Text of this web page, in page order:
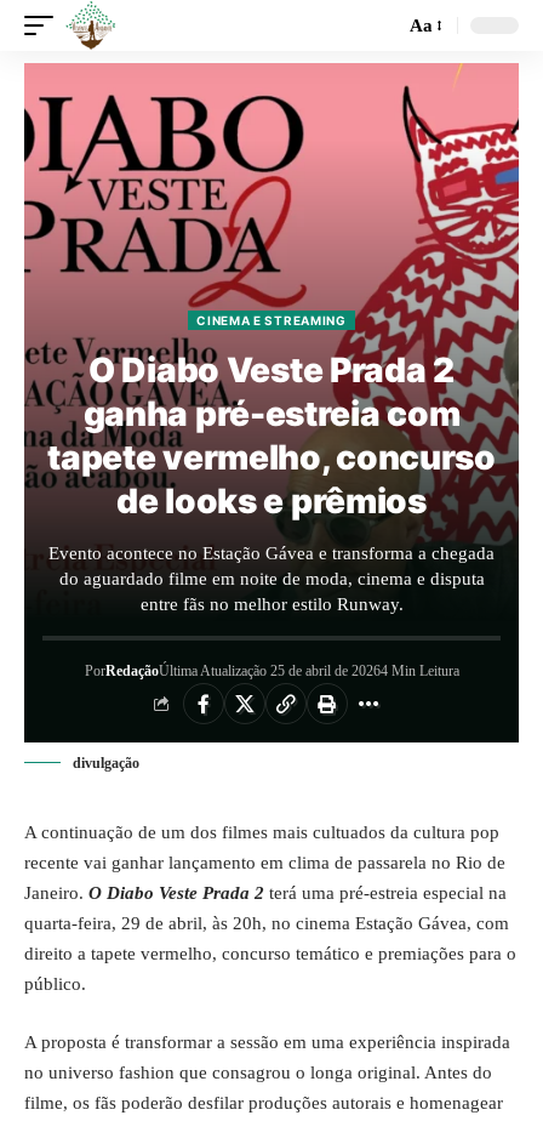
Aa
CINEMA E STREAMING
O Diabo Veste Prada 2
ganha pré-estreia com
tapete vermelho, concurso
de looks e prêmios
Evento acontece no Estação Gávea e transforma a chegada
do aguardado filme em noite de moda, cinema e disputa
entre fãs no melhor estilo Runway.
PorRedaçãoÚltima Atualização 25 de abril de 20264 Min Leitura
divulgação
A continuação de um dos filmes mais cultuados da cultura pop
recente vai ganhar lançamento em clima de passarela no Rio de
Janeiro. O Diabo Veste Prada 2 terá uma pré-estreia especial na
quarta-feira, 29 de abril, às 20h, no cinema Estação Gávea, com
direito a tapete vermelho, concurso temático e premiações para o
público.
A proposta é transformar a sessão em uma experiência inspirada
no universo fashion que consagrou o longa original. Antes do
filme, os fãs poderão desfilar produções autorais e homenagear